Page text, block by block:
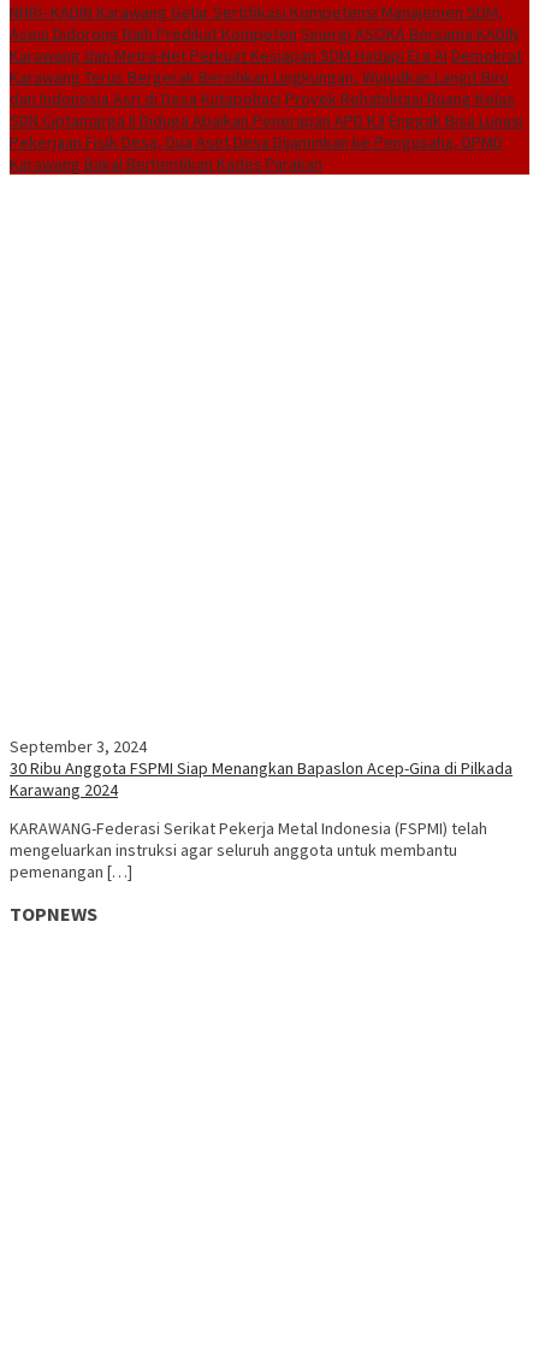
NHRI–KADIN Karawang Gelar Sertifikasi Kompetensi Manajemen SDM,
Asesi Didorong Raih Predikat Kompeten Sinergi ASOKA Bersama KADIN
Karawang dan Metra-Net Perkuat Kesiapan SDM Hadapi Era AI Demokrat
Karawang Terus Bergerak Bersihkan Lingkungan, Wujudkan Langit Biru
dan Indonesia Asri di Desa Kutapohaci Proyek Rehabilitasi Ruang Kelas
SDN Ciptamarga II Diduga Abaikan Penerapan APD K3 Enggak Bisa Lunasi
Pekerjaan Fisik Desa, Dua Aset Desa Dijaminkan ke Pengusaha, DPMD
Karawang Bakal Berhentikan Kades Parakan
September 3, 2024
30 Ribu Anggota FSPMI Siap Menangkan Bapaslon Acep-Gina di Pilkada
Karawang 2024
KARAWANG-Federasi Serikat Pekerja Metal Indonesia (FSPMI) telah
mengeluarkan instruksi agar seluruh anggota untuk membantu
pemenangan […]
TOPNEWS